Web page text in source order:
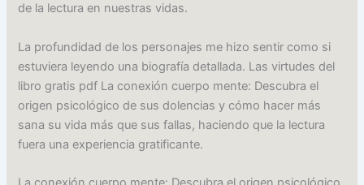
de la lectura en nuestras vidas.
La profundidad de los personajes me hizo sentir como si
estuviera leyendo una biografía detallada. Las virtudes del
libro gratis pdf La conexión cuerpo mente: Descubra el
origen psicológico de sus dolencias y cómo hacer más
sana su vida más que sus fallas, haciendo que la lectura
fuera una experiencia gratificante.